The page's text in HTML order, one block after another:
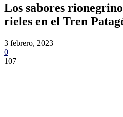
Los sabores
rieles en el Tren
3 febrero, 2023
0
107